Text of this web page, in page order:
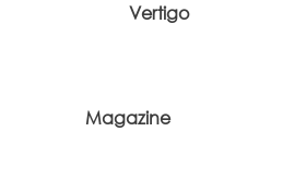
Vertigo
Magazine